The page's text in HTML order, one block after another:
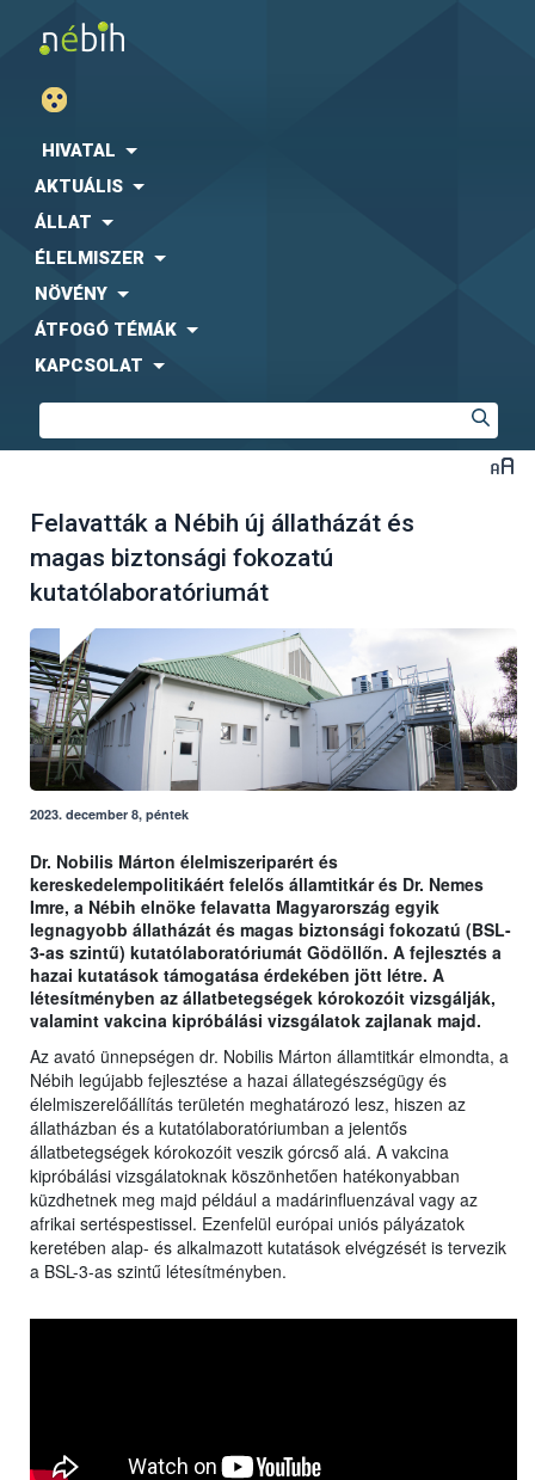
HIVATAL
AKTUÁLIS
ÁLLAT
ÉLELMISZER
NÖVÉNY
ÁTFOGÓ TÉMÁK
KAPCSOLAT
Felavatták a Nébih új állatházát és
magas biztonsági fokozatú
kutatólaboratóriumát
2023. december 8, péntek
Dr. Nobilis Márton élelmiszeriparért és
kereskedelempolitikáért felelős államtitkár és Dr. Nemes
Imre, a Nébih elnöke felavatta Magyarország egyik
legnagyobb állatházát és magas biztonsági fokozatú (BSL-
3-as szintű) kutatólaboratóriumát Gödöllőn. A fejlesztés a
hazai kutatások támogatása érdekében jött létre. A
létesítményben az állatbetegségek kórokozóit vizsgálják,
valamint vakcina kipróbálási vizsgálatok zajlanak majd.
Az avató ünnepségen dr. Nobilis Márton államtitkár elmondta, a
Nébih legújabb fejlesztése a hazai állategészségügy és
élelmiszerelőállítás területén meghatározó lesz, hiszen az
állatházban és a kutatólaboratóriumban a jelentős
állatbetegségek kórokozóit veszik górcső alá. A vakcina
kipróbálási vizsgálatoknak köszönhetően hatékonyabban
küzdhetnek meg majd például a madárinfluenzával vagy az
afrikai sertéspestissel. Ezenfelül európai uniós pályázatok
keretében alap- és alkalmazott kutatások elvégzését is tervezik
a BSL-3-as szintű létesítményben.